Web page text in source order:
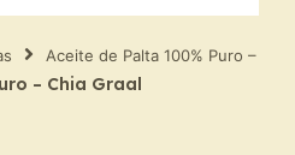
Aceite de Palta 100% Puro –
– Chia Graal